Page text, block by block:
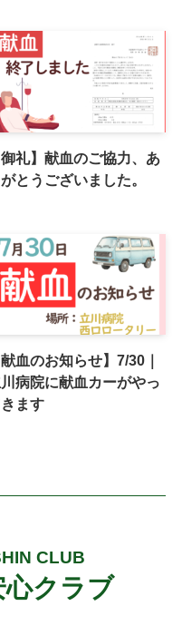
御礼】献血のご協力、あ
とうございました。
献血のお知らせ】7/30｜
病院に献血カーがやっ
ます
CLUB
クラブ